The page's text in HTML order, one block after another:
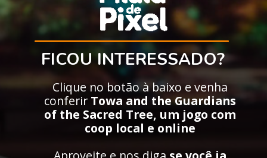
FICOU INTERESSADO?
Clique no botão à baixo e venha
conferir Towa and the Guardians
of the Sacred Tree, um jogo com
coop local e online